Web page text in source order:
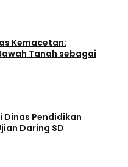
Kemacetan:
Tanah sebagai
Dinas Pendidikan
Daring SD